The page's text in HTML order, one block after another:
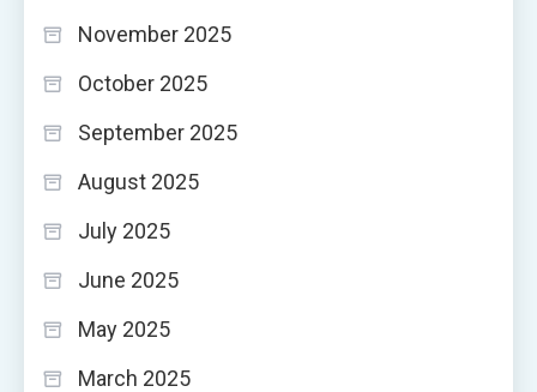
November 2025
October 2025
September 2025
August 2025
July 2025
June 2025
May 2025
March 2025